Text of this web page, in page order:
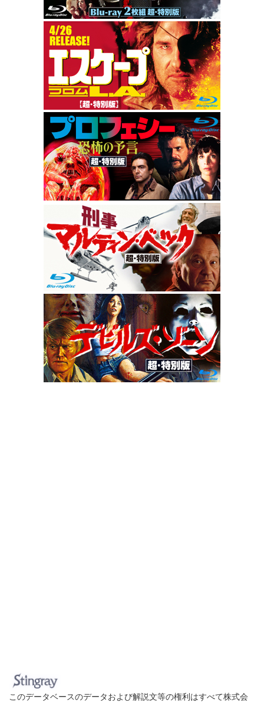
このデータベースのデータおよび解説文等の権利はすべて株式会